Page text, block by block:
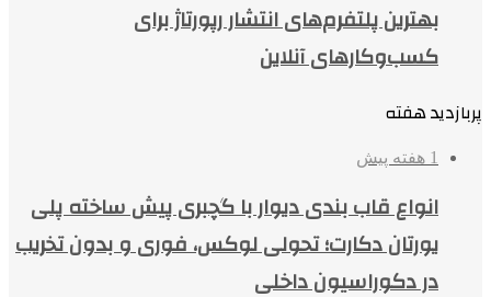
بهترین پلتفرم‌های انتشار رپورتاژ برای
کسب‌وکارهای آنلاین
پربازدید هفته
1 هفته پیش
انواع قاب بندی دیوار با گچبری پیش ساخته پلی
یورتان دکارت؛ تحولی لوکس، فوری و بدون تخریب
در دکوراسیون داخلی